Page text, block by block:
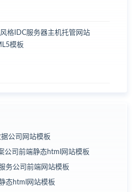
格IDC服务器主机托管网站
模板
公司网站模板
公司前端静态html网站模板
务公司前端网站模板
态html网站模板